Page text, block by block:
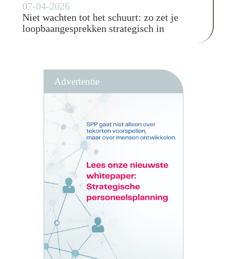
07-04-2026
Niet wachten tot het schuurt: zo zet je
loopbaangesprekken strategisch in
Advertentie